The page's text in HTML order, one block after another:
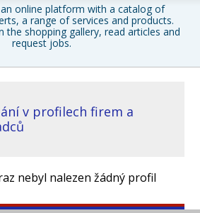
online platform with a catalog of
a range of services and products.
the shopping gallery, read articles and
request jobs.
v profilech firem a
nebyl nalezen žádný profil